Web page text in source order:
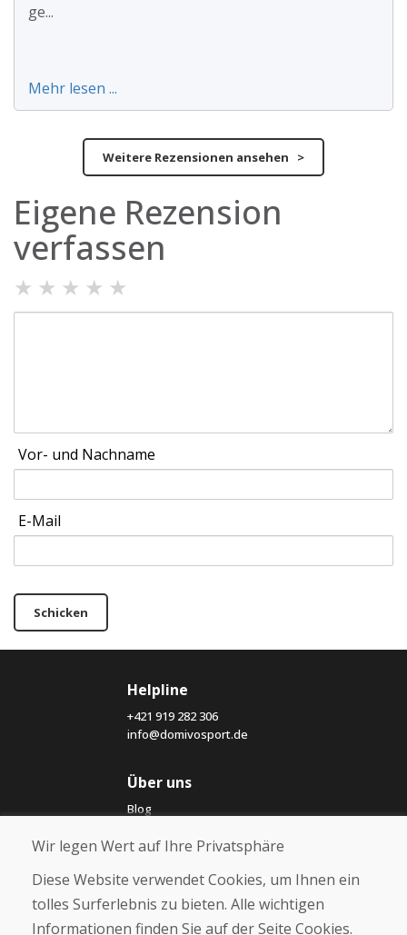
ge...
Mehr lesen ...
Weitere Rezensionen ansehen >
Eigene Rezension
verfassen
★ ★ ★ ★ ★
Vor- und Nachname
E-Mail
Schicken
Helpline
+421 919 282 306
info@domivosport.de
Über uns
Blog
Geschäft
Kaufen
Wir legen Wert auf Ihre Privatsphäre
Diese Website verwendet Cookies, um Ihnen ein
tolles Surferlebnis zu bieten. Alle wichtigen
Informationen finden Sie auf der Seite Cookies.